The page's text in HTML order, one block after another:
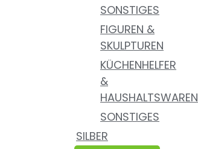
SONSTIGES
FIGUREN &
SKULPTUREN
KÜCHENHELFER
&
HAUSHALTSWAREN
SONSTIGES
SILBER